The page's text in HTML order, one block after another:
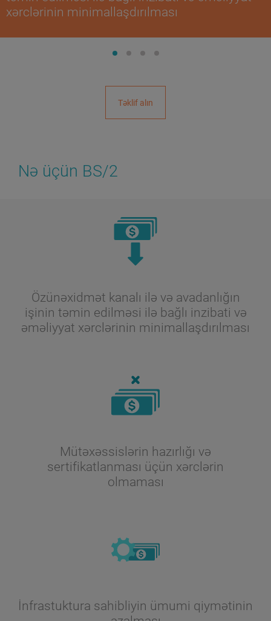
xərclərinin minimallaşdırılması
Təklif alın
Nə üçün BS/2
Özünəxidmət kanalı ilə və avadanlığın
işinin təmin edilməsi ilə bağlı inzibati və
əməliyyat xərclərinin minimallaşdırılması
Mütəxəssislərin hazırlığı və
sertifikatlanması üçün xərclərin
olmaması
İnfrastuktura sahibliyin ümumi qiymətinin